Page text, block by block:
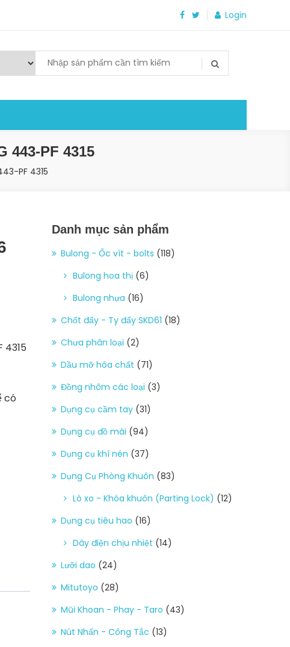
Login
443-PF 4315
PF 4315
4315
có
Danh mục sản phẩm
Bulong - Ốc vít - bolts (118)
Bulong hoa thị (6)
Bulong nhựa (16)
Chốt đẩy - Ty đẩy SKD61 (18)
Chưa phân loại (2)
Dầu mỡ hóa chất (71)
Đồng nhôm các loại (3)
Dụng cụ cầm tay (31)
Dụng cụ đồ mài (94)
Dụng cụ khí nén (37)
Dụng Cụ Phòng Khuôn (83)
Lò xo - Khóa khuôn (Parting Lock) (12)
Dụng cụ tiêu hao (16)
Dây điện chịu nhiệt (14)
Lưỡi dao (24)
Mitutoyo (28)
Mũi Khoan - Phay - Taro (43)
Nút Nhấn - Công Tắc (13)